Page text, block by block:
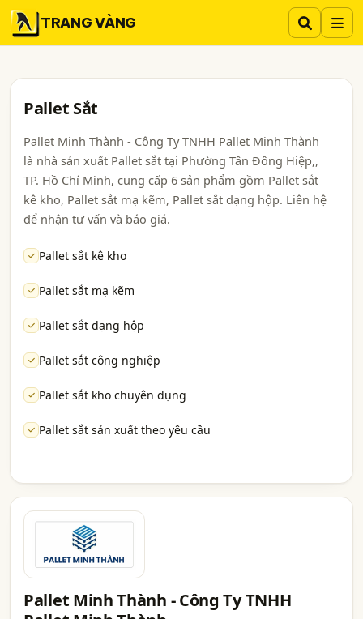
TRANG VÀNG
Pallet Sắt
Pallet Minh Thành - Công Ty TNHH Pallet Minh Thành
là nhà sản xuất Pallet sắt tại Phường Tân Đông Hiệp,,
TP. Hồ Chí Minh, cung cấp 6 sản phẩm gồm Pallet sắt
kê kho, Pallet sắt mạ kẽm, Pallet sắt dạng hộp. Liên hệ
để nhận tư vấn và báo giá.
Pallet sắt kê kho
Pallet sắt mạ kẽm
Pallet sắt dạng hộp
Pallet sắt công nghiệp
Pallet sắt kho chuyên dụng
Pallet sắt sản xuất theo yêu cầu
Pallet Minh Thành - Công Ty TNHH